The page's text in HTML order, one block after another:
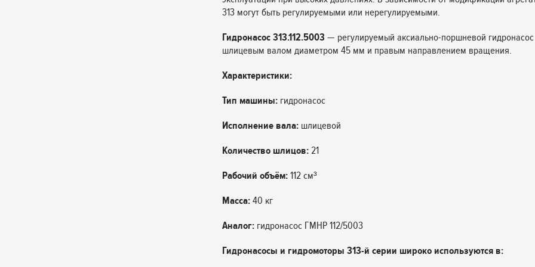
313 могут быть регулируемыми или нерегулируемыми.
Гидронасос 313.112.5003 — регулируемый аксиально-поршневой
шлицевым валом диаметром 45 мм и правым направлением вращения.
Характеристики:
Тип машины: гидронасос
Исполнение вала: шлицевой
Количество шлицов: 21
Рабочий объём: 112 см³
Масса: 40 кг
Аналог: гидронасос ГМНР 112/5003
Гидронасосы и гидромоторы 313-й серии широко используются в: